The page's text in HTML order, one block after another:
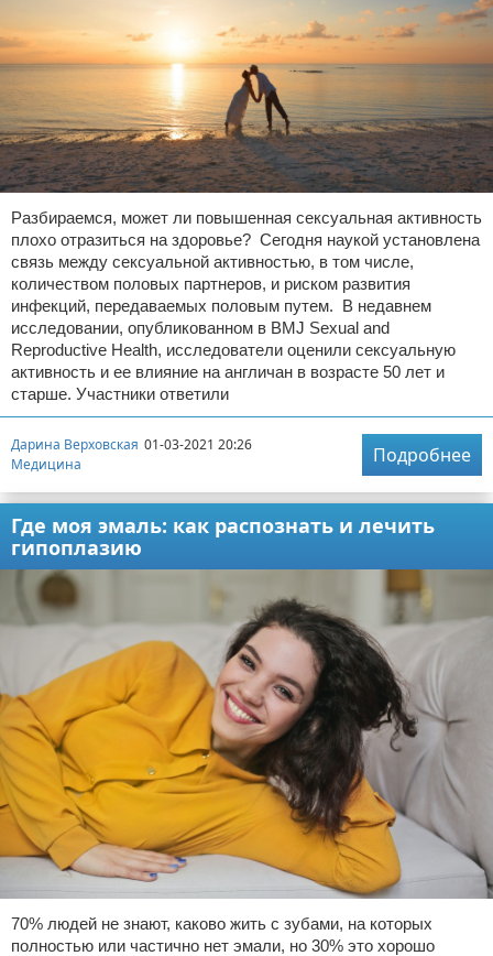
Разбираемся, может ли повышенная сексуальная активность
плохо отразиться на здоровье? Сегодня наукой установлена
связь между сексуальной активностью, в том числе,
количеством половых партнеров, и риском развития
инфекций, передаваемых половым путем. В недавнем
исследовании, опубликованном в BMJ Sexual and
Reproductive Health, исследователи оценили сексуальную
активность и ее влияние на англичан в возрасте 50 лет и
старше. Участники ответили
Дарина Верховская 01-03-2021 20:26
Медицина
Подробнее
Где моя эмаль: как распознать и лечить
гипоплазию
70% людей не знают, каково жить с зубами, на которых
полностью или частично нет эмали, но 30% это хорошо